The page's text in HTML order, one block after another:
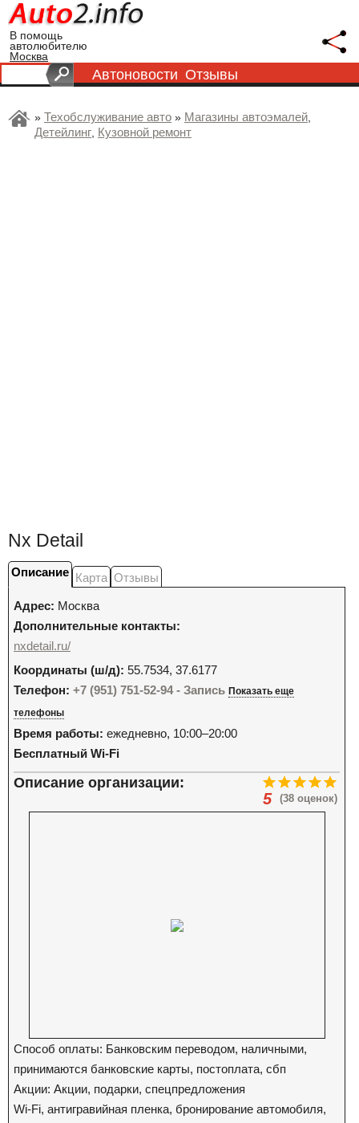
В помощь
автолюбителю
Москва
Автоновости Отзывы
» Техобслуживание авто » Магазины автоэмалей,
Детейлинг, Кузовной ремонт
Nx Detail
Описание Карта Отзывы
Адрес: Москва
Дополнительные контакты:
nxdetail.ru/
Координаты (ш/д): 55.7534, 37.6177
Телефон: +7 (951) 751-52-94 - Запись Показать еще
телефоны
Время работы: ежедневно, 10:00–20:00
Бесплатный Wi-Fi
(38 оценок)
5
Описание организации:
Способ оплаты: Банковским переводом, наличными,
принимаются банковские карты, постоплата, сбп
Акции: Акции, подарки, спецпредложения
Wi-Fi, антигравийная пленка, бронирование автомобиля,